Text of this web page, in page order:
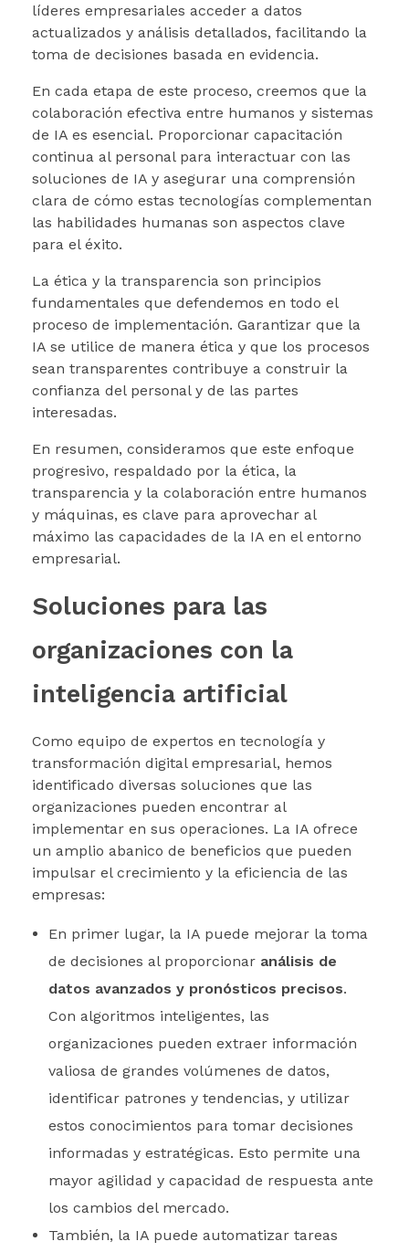
líderes empresariales acceder a datos
actualizados y análisis detallados, facilitando la
toma de decisiones basada en evidencia.
En cada etapa de este proceso, creemos que la
colaboración efectiva entre humanos y sistemas
de IA es esencial. Proporcionar capacitación
continua al personal para interactuar con las
soluciones de IA y asegurar una comprensión
clara de cómo estas tecnologías complementan
las habilidades humanas son aspectos clave
para el éxito.
La ética y la transparencia son principios
fundamentales que defendemos en todo el
proceso de implementación. Garantizar que la
IA se utilice de manera ética y que los procesos
sean transparentes contribuye a construir la
confianza del personal y de las partes
interesadas.
En resumen, consideramos que este enfoque
progresivo, respaldado por la ética, la
transparencia y la colaboración entre humanos
y máquinas, es clave para aprovechar al
máximo las capacidades de la IA en el entorno
empresarial.
Soluciones para las
organizaciones con la
inteligencia artificial
Como equipo de expertos en tecnología y
transformación digital empresarial, hemos
identificado diversas soluciones que las
organizaciones pueden encontrar al
implementar en sus operaciones. La IA ofrece
un amplio abanico de beneficios que pueden
impulsar el crecimiento y la eficiencia de las
empresas:
En primer lugar, la IA puede mejorar la toma
de decisiones al proporcionar análisis de
datos avanzados y pronósticos precisos.
Con algoritmos inteligentes, las
organizaciones pueden extraer información
valiosa de grandes volúmenes de datos,
identificar patrones y tendencias, y utilizar
estos conocimientos para tomar decisiones
informadas y estratégicas. Esto permite una
mayor agilidad y capacidad de respuesta ante
los cambios del mercado.
También, la IA puede automatizar tareas